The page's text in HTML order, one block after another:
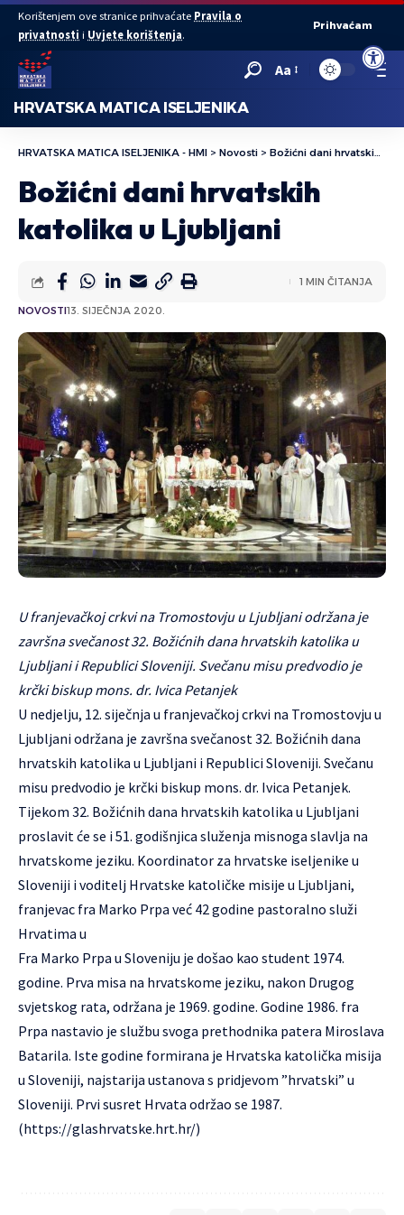
Open
Korištenjem ove stranice prihvaćate Pravila o
privatnosti i Uvjete korištenja.
Prihvaćam
Aa
HRVATSKA MATICA ISELJENIKA
HRVATSKA MATICA ISELJENIKA - HMI > Novosti > Božićni dani hrvatskih katolika u Ljubljani
Božićni dani hrvatskih
katolika u Ljubljani
NOVOSTI13. SIJEČNJA 2020.
1 MIN ČITANJA
U franjevačkoj crkvi na Tromostovju u Ljubljani održana je
završna svečanost 32. Božićnih dana hrvatskih katolika u
Ljubljani i Republici Sloveniji. Svečanu misu predvodio je
krčki biskup mons. dr. Ivica Petanjek
U nedjelju, 12. siječnja u franjevačkoj crkvi na Tromostovju u
Ljubljani održana je završna svečanost 32. Božićnih dana
hrvatskih katolika u Ljubljani i Republici Sloveniji. Svečanu
misu predvodio je krčki biskup mons. dr. Ivica Petanjek.
Tijekom 32. Božićnih dana hrvatskih katolika u Ljubljani
proslavit će se i 51. godišnjica služenja misnoga slavlja na
hrvatskome jeziku. Koordinator za hrvatske iseljenike u
Sloveniji i voditelj Hrvatske katoličke misije u Ljubljani,
franjevac fra Marko Prpa već 42 godine pastoralno služi
Hrvatima u
Fra Marko Prpa u Sloveniju je došao kao student 1974.
godine. Prva misa na hrvatskome jeziku, nakon Drugog
svjetskog rata, održana je 1969. godine. Godine 1986. fra
Prpa nastavio je službu svoga prethodnika patera Miroslava
Batarila. Iste godine formirana je Hrvatska katolička misija
u Sloveniji, najstarija ustanova s pridjevom ”hrvatski” u
Sloveniji. Prvi susret Hrvata održao se 1987.
(https://glashrvatske.hrt.hr/)